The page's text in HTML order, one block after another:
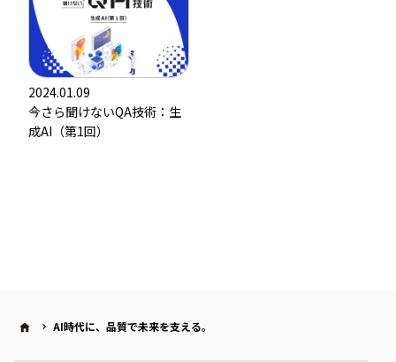
2024.01.09
今さら聞けないQA技術：生
成AI（第1回）
AI時代に、品質で未来を支える。